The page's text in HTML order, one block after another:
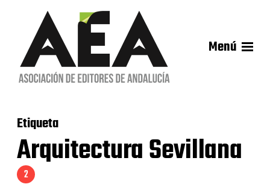
Menú
Etiqueta
Arquitectura Sevillana
2